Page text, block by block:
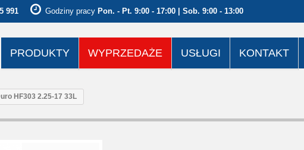
991 Godziny pracy Pon. - Pt. 9:00 - 17:00 | Sob. 9:00 - 13:00
PRODUKTY WYPRZEDAŻE USŁUGI KONTAKT
HF303 2.25-17 33L